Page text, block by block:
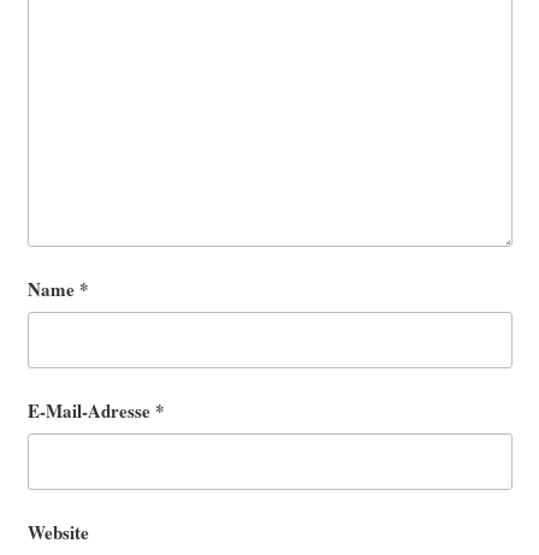
Name *
E-Mail-Adresse *
Website